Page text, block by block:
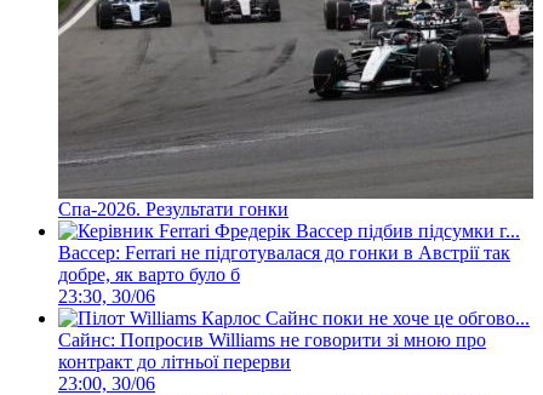
Спа-2026. Результати гонки
Вассер: Ferrari не підготувалася до гонки в Австрії так
добре, як варто було б
23:30, 30/06
Сайнс: Попросив Williams не говорити зі мною про
контракт до літньої перерви
23:00, 30/06